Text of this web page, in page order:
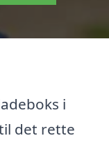
i
det rette